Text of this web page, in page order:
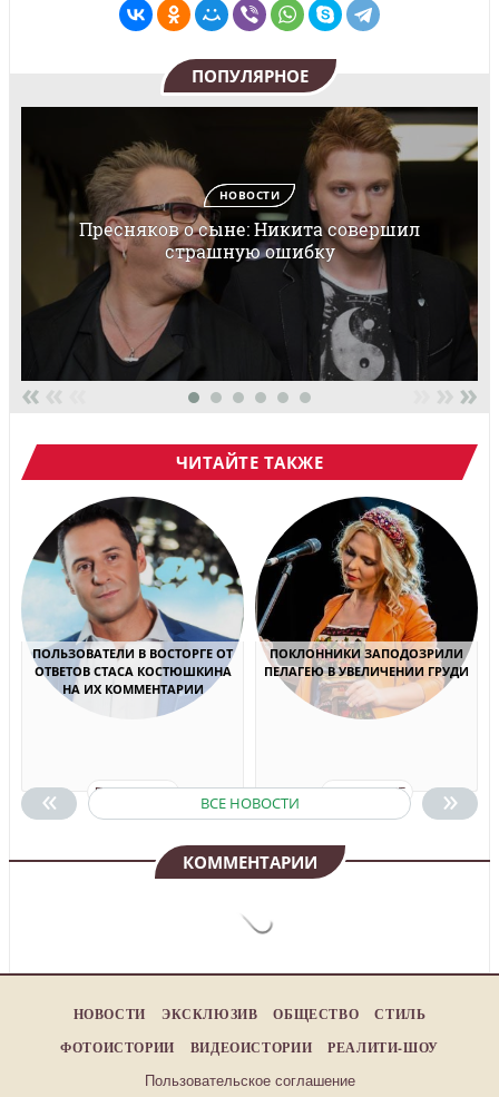
ПОПУЛЯРНОЕ
НОВОСТИ
Пресняков о сыне: Никита совершил
страшную ошибку
««« »»»
ЧИТАЙТЕ ТАКЖЕ
« »
ПОЛЬЗОВАТЕЛИ В ВОСТОРГЕ ОТ
ОТВЕТОВ СТАСА КОСТЮШКИНА
НА ИХ КОММЕНТАРИИ
ПОДРОБНЕЕ
ПОКЛОННИКИ ЗАПОДОЗРИЛИ
ПЕЛАГЕЮ В УВЕЛИЧЕНИИ ГРУДИ
ПОДРОБНЕЕ
ВСЕ НОВОСТИ
КОММЕНТАРИИ
НОВОСТИ ЭКСКЛЮЗИВ ОБЩЕСТВО
СТИЛЬ
ФОТОИСТОРИИ
ВИДЕОИСТОРИИ РЕАЛИТИ-ШОУ
Пользовательское соглашение